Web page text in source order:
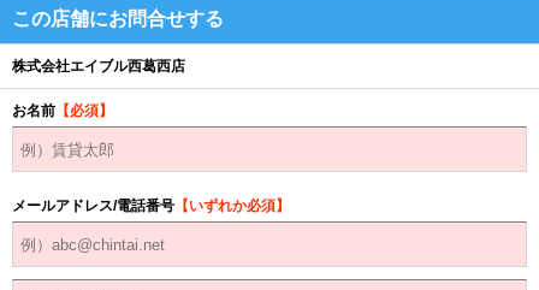
この店舗にお問合せする
株式会社エイブル西葛西店
お名前 【必須】
メールアドレス/電話番号 【いずれか必須】